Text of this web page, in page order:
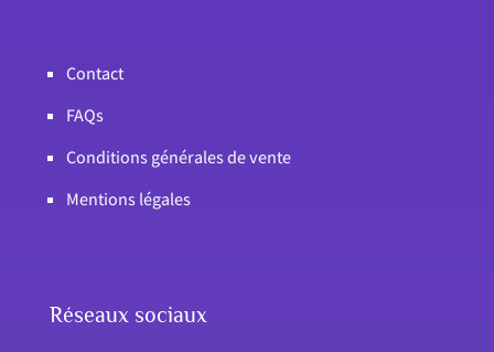
Contact
FAQs
Conditions générales de vente
Mentions légales
Réseaux sociaux